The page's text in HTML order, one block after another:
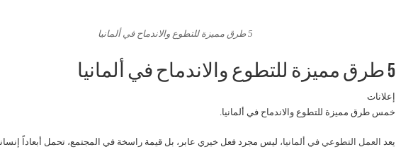
5 طرق مميزة للتطوع والاندماح في ألمانيا
5 طرق مميزة للتطوع والاندماح في ألمانيا
إعلانات
خمس طرق مميزة للتطوع والاندماح في ألمانيا.
يعد العمل التطوعي في ألمانيا، ليس مجرد فعل خيري عابر، بل قيمة راسخة في المجتمع، تحمل أبعاداً